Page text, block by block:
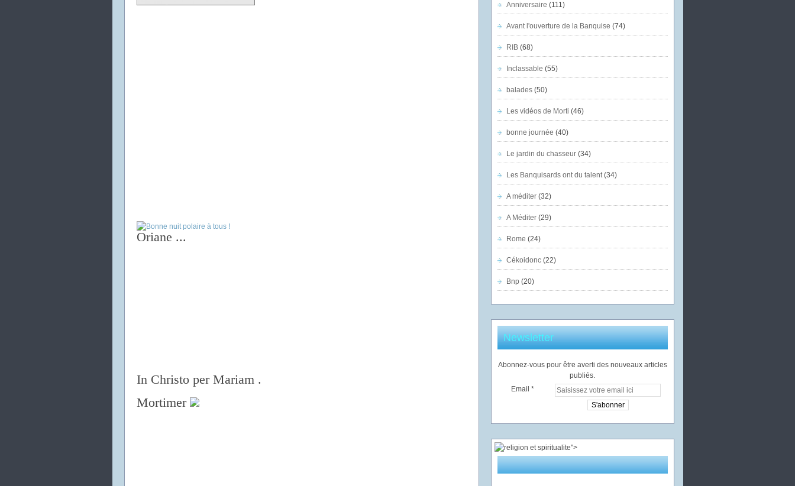
Oriane ...
In Christo per Mariam .
Mortimer
Anniversaire (111)
Avant l'ouverture de la Banquise (74)
RIB(68)
Inclassable (55)
balades(50)
Les vidéos de Morti (46)
bonne journée (40)
Le jardin du chasseur(34)
Les Banquisards ont du talent(34)
A méditer(32)
A Méditer(29)
Rome (24)
Cékoidonc(22)
Bnp (20)
Newsletter
Abonnez-vous pour être averti des nouveaux articles
publiés.
Email
">